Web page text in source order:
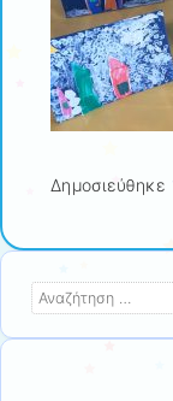
Δημοσιεύθηκε
Αναζήτηση